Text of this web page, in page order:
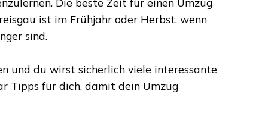
ist im Frühjahr oder Herbst, wenn
sind.
und du wirst sicherlich viele interessante
Tipps für dich, damit dein Umzug